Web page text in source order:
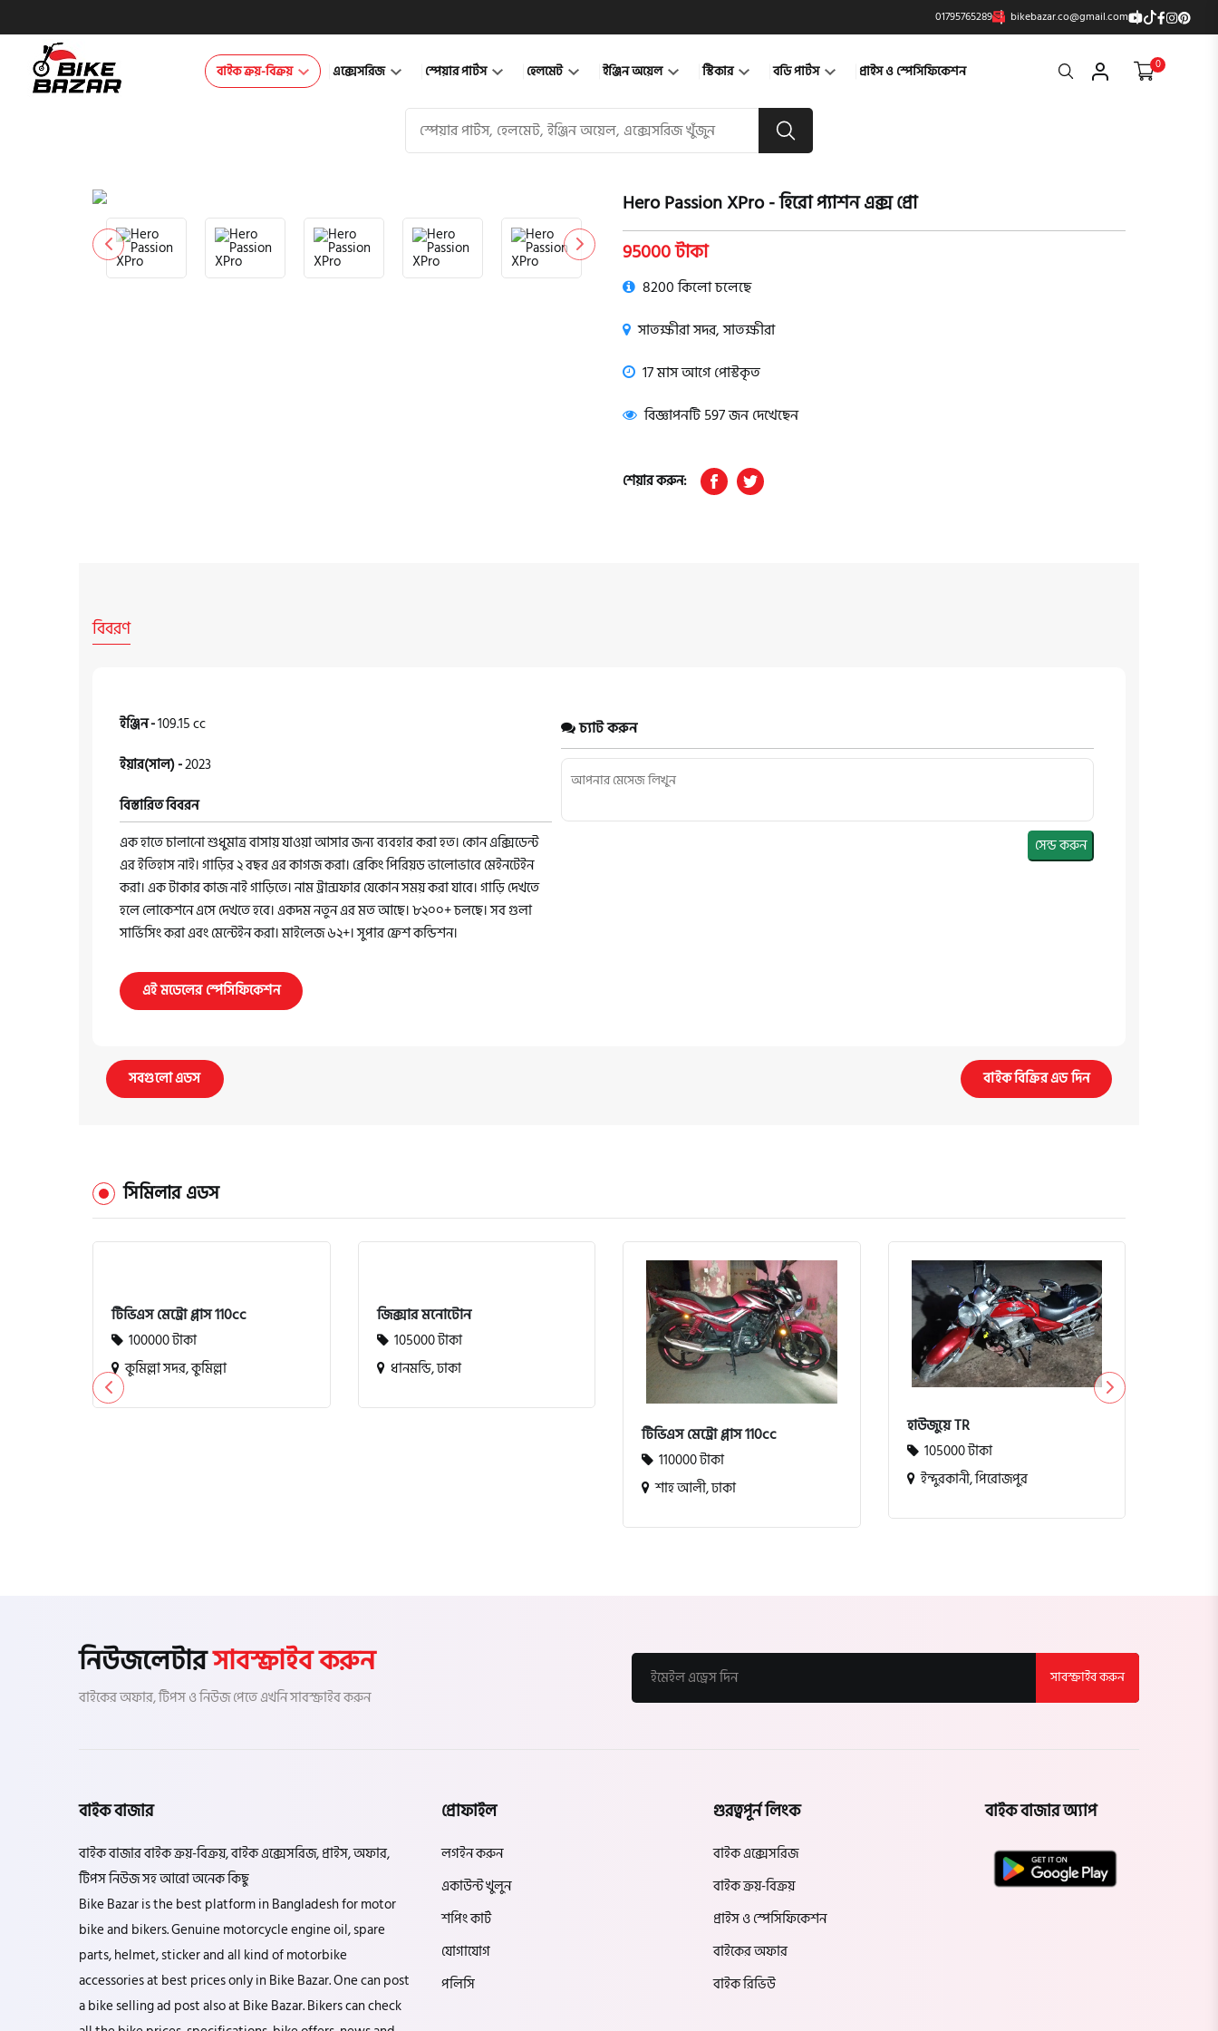
01795765289 bikebazar.co@gmail.com
বাইক ক্রয়-বিক্রয় এক্সেসরিজ স্পেয়ার পার্টস হেলমেট ইঞ্জিন অয়েল স্টিকার বডি পার্টস প্রাইস ও স্পেসিফিকেশন Search 0
product view product view
Hero Passion XPro - হিরো প্যাশন এক্স প্রো
95000 টাকা
8200 কিলো চলেছে
সাতক্ষীরা সদর, সাতক্ষীরা
17 মাস আগে পোস্টকৃত
বিজ্ঞাপনটি 597 জন দেখেছেন
শেয়ার করুন:
বিবরণ
ইঞ্জিন -109.15 cc
ইয়ার(সাল) -2023
বিস্তারিত বিবরন
এক হাতে চালানো শুধুমাত্র বাসায় যাওয়া আসার জন্য ব্যবহার করা হত। কোন এক্সিডেন্ট
এর ইতিহাস নাই। গাড়ির ২ বছর এর কাগজ করা। ব্রেকিং পিরিয়ড ভালোভাবে মেইনটেইন
করা। এক টাকার কাজ নাই গাড়িতে। নাম ট্রান্সফার যেকোন সময় করা যাবে। গাড়ি দেখতে
হলে লোকেশনে এসে দেখতে হবে। একদম নতুন এর মত আছে। ৮২০০+ চলছে। সব গুলা
সার্ভিসিং করা এবং মেন্টেইন করা। মাইলেজ ৬২+। সুপার ফ্রেশ কন্ডিশন।
এই মডেলের স্পেসিফিকেশন
চ্যাট করুন
সেন্ড করুন
সবগুলো এডস বাইক বিক্রির এড দিন
সিমিলার এডস
টিভিএস মেট্রো প্লাস 110cc
100000 টাকা
কুমিল্লা সদর, কুমিল্লা
জিক্সার মনোটোন
105000 টাকা
ধানমন্ডি, ঢাকা
টিভিএস মেট্রো প্লাস 110cc
110000 টাকা
শাহ আলী, ঢাকা
হাউজুয়ে TR
105000 টাকা
ইন্দুরকানী, পিরোজপুর
নিউজলেটারসাবস্ক্রাইব করুন
বাইকের অফার, টিপস ও নিউজ পেতে এখনি সাবস্ক্রাইব করুন
সাবস্ক্রাইব করুন
বাইক বাজার
বাইক বাজার বাইক ক্রয়-বিক্রয়, বাইক এক্সেসরিজ, প্রাইস, অফার,
টিপস নিউজ সহ আরো অনেক কিছু
Bike Bazar is the best platform in Bangladesh for motor
bike and bikers. Genuine motorcycle engine oil, spare
parts, helmet, sticker and all kind of motorbike
accessories at best prices only in Bike Bazar. One can post
a bike selling ad post also at Bike Bazar. Bikers can check
প্রোফাইল
লগইন করুন
একাউন্ট খুলুন
শপিং কার্ট
যোগাযোগ
পলিসি
গুরত্বপূর্ন লিংক
বাইক এক্সেসরিজ
বাইক ক্রয়-বিক্রয়
প্রাইস ও স্পেসিফিকেশন
বাইকের অফার
বাইক রিভিউ
বাইক বাজার অ্যাপ